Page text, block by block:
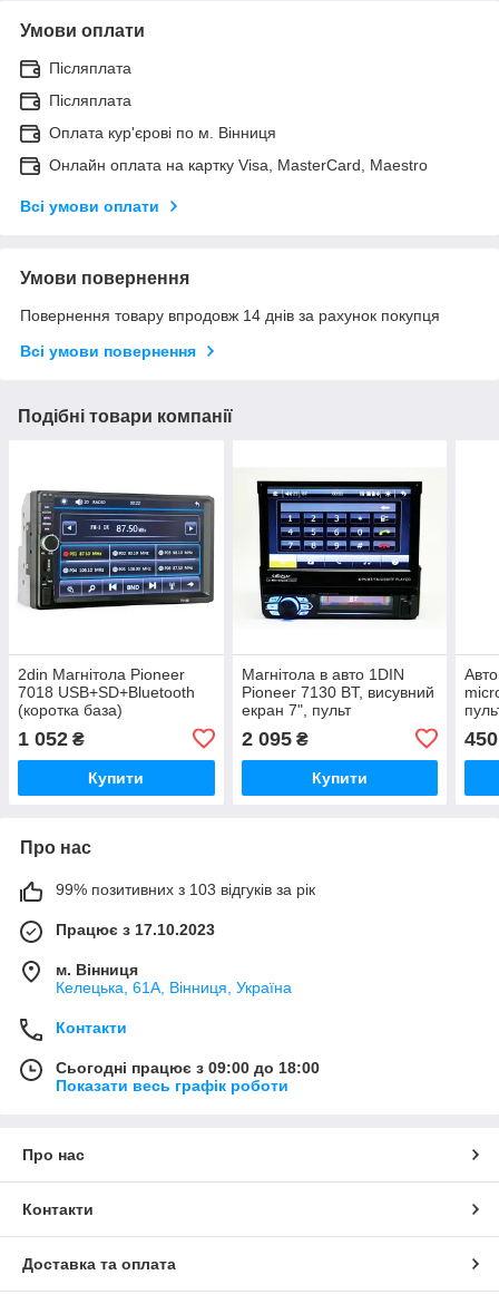
Умови оплати
Післяплата
Післяплата
Оплата кур'єрові по м. Вінниця
Онлайн оплата на картку Visa, MasterCard, Maestro
Всі умови оплати
Умови повернення
Повернення товару впродовж 14 днів за рахунок покупця
Всі умови повернення
Подібні товари компанії
2din Магнітола Pioneer
7018 USB+SD+Bluetooth
(коротка база)
1 052 ₴
Купити
Магнітола в авто 1DIN
Pioneer 7130 BT, висувний
екран 7", пульт
2 095₴
Купити
450
Про нас
99% позитивних з 103 відгуків за рік
Працює з 17.10.2023
м. Вінниця
Келецька, 61А, Вінниця, Україна
Контакти
Сьогодні працює з 09:00 до 18:00
Показати весь графік роботи
Про нас
Контакти
Доставка та оплата